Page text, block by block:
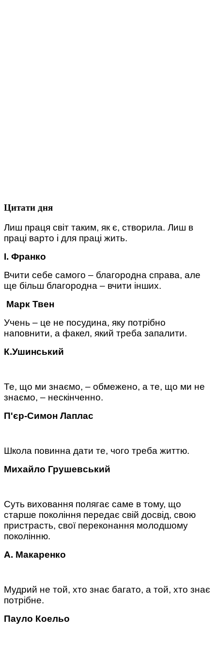
Цитати дня
Лиш праця світ таким, як є, створила. Лиш в
праці варто і для праці жить.
І. Франко
Вчити себе самого – благородна справа, але
ще більш благородна – вчити інших.
Марк Твен
Учень – це не посудина, яку потрібно
наповнити, а факел, який треба запалити.
К.Ушинський
Те, що ми знаємо, – обмежено, а те, що ми не
знаємо, – нескінченно.
П'єр-Симон Лаплас
Школа повинна дати те, чого треба життю.
Михайло Грушевський
Суть виховання полягає саме в тому, що
старше покоління передає свій досвід, свою
пристрасть, свої переконання молодшому
поколінню.
А. Макаренко
Мудрий не той, хто знає багато, а той, хто знає
потрібне.
Пауло Коельо